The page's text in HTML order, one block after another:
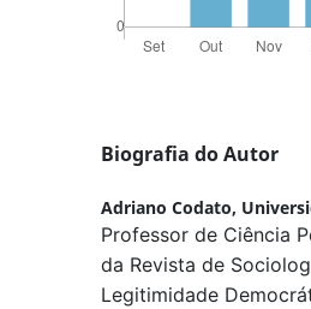
Biografia do Autor
Adriano Codato,
Professor de Ciência
da Revista de
Legitimidade